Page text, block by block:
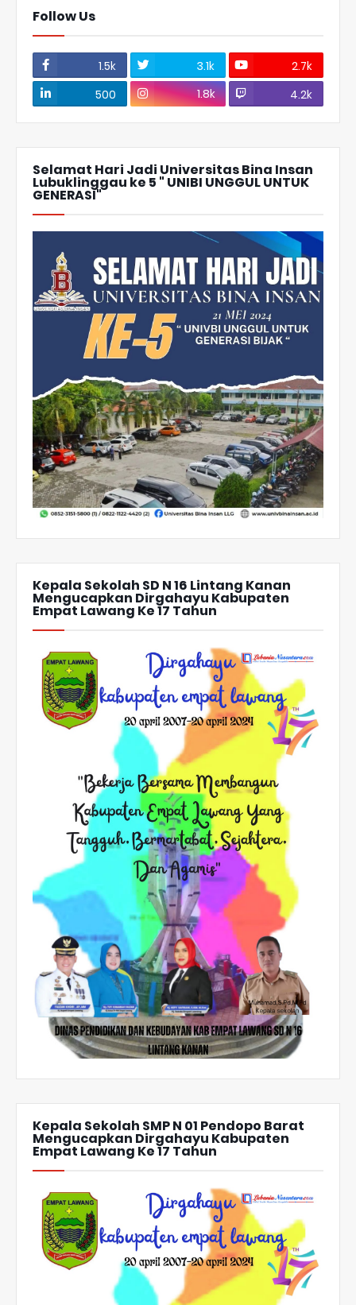
Follow Us
1.5k 3.1k
2.7k
500
1.8k 4.2k
Selamat Hari Jadi Universitas Bina Insan
Lubuklinggau ke 5 " UNIBI UNGGUL UNTUK
GENERASI"
Kepala Sekolah SD N 16 Lintang Kanan
Mengucapkan Dirgahayu Kabupaten
Empat Lawang Ke 17 Tahun
Kepala Sekolah SMP N 01 Pendopo Barat
Mengucapkan Dirgahayu Kabupaten
Empat Lawang Ke 17 Tahun